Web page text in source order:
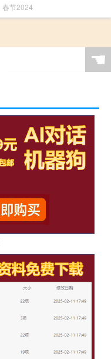
春节2024
☚